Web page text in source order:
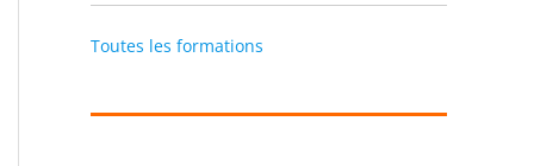
Toutes les formations